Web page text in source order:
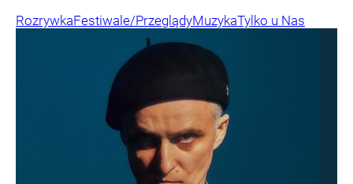
RozrywkaFestiwale/PrzeglądyMuzykaTylko u Nas